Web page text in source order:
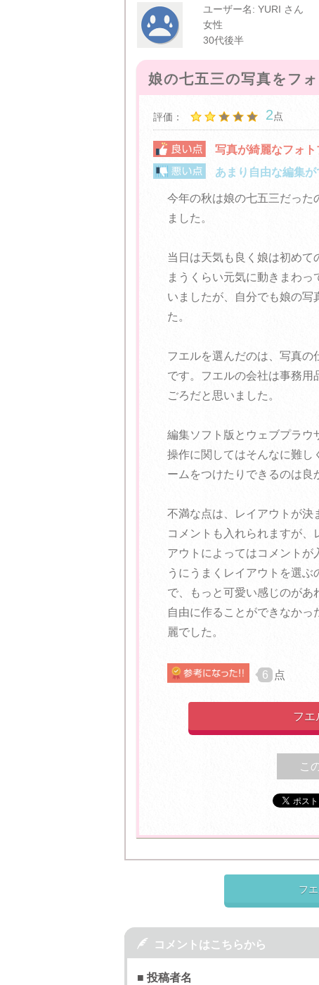
ユーザー名: YURI さん
女性
30代後半
娘の七五三の写真をフ
評価： 2点
写真が綺麗なフォ
あまり自由な編集
今年の秋は娘の七五三だった
ました。
当日は天気も良く娘は初めて
まうくらい元気に動きまわ
いましたが、自分でも娘の写
た。
フエルを選んだのは、写真の
です。フエルの会社は事務
ごろだと思いました。
編集ソフト版とウェブプラウ
操作に関してはそんなに難し
ームをつけたりできるのは良
不満な点は、レイアウトが決
コメントも入れられますが、
アウトによってはコメントが
うにうまくレイアウトを選
で、もっと可愛い感じのがあ
自由に作ることができなか
麗でした。
6 点
フエ
こ
フ
 コメントはこちらから
■ 投稿者名